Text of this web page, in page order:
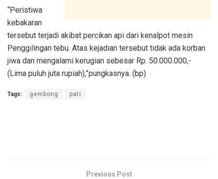
“Peristiwa
kebakaran
tersebut terjadi akibat percikan api dari kenalpot mesin
Penggilingan tebu. Atas kejadian tersebut tidak ada korban
jiwa dan mengalami kerugian sebesar Rp. 50.000.000,-
(Lima puluh juta rupiah),”pungkasnya. (bp)
Tags: gembong pati
Previous Post